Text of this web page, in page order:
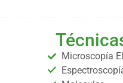
Microscopía